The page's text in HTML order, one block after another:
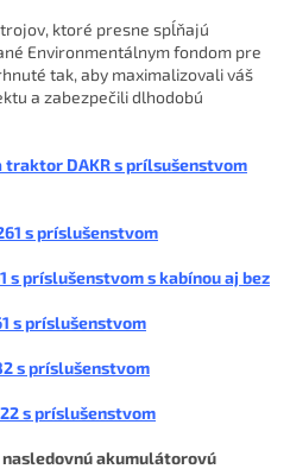
ktoré presne spĺňajú
Environmentálnym fondom pre
tak, aby maximalizovali váš
a zabezpečili dlhodobú
traktor DAKR s prílsušenstvom
s príslušenstvom
s príslušenstvom s kabínou aj bez
s príslušenstvom
s príslušenstvom
s príslušenstvom
nasledovnú akumulátorovú